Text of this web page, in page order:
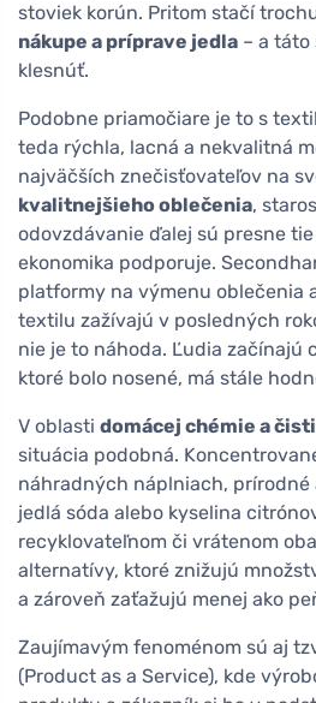
stoviek korún. Pritom stačí
nákupe a príprave jedla – a táto
klesnúť.
Podobne priamočiare je to s
teda rýchla, lacná a nekvalitná
najväčších znečisťovateľov na
kvalitnejšieho oblečenia,
odovzdávanie ďalej sú presne
ekonomika podporuje.
platformy na výmenu oblečenia
textilu zažívajú v posledných
nie je to náhoda. Ľudia začínajú
ktoré bolo nosené, má stále
V oblasti domácej chémie a
situácia podobná.
náhradných náplniach, prírodné
jedlá sóda alebo kyselina
recyklovateľnom či vrátenom
alternatívy, ktoré znižujú
a zároveň zaťažujú menej ako
Zaujímavým fenoménom sú aj
(Product as a Service), kde